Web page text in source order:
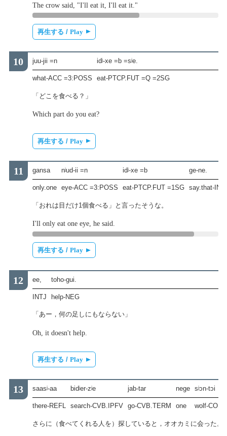
The crow said, "I'll eat it, I'll eat it."
再生する /Play
juu-jii =n idʲ-xe =b =sʲe.
what-ACC =3:POSS eat-PTCP.FUT =Q =2SG
「どこを食べる？」
Which part do you eat?
再生する /Play
gansa nʲud-ii =n idʲ-xe =b ge-ne.
only.one eye-ACC =3:POSS eat-PTCP.FUT =1SG say.that-
「おれは目だけ1個食べる」と言ったそうな。
I'll only eat one eye, he said.
再生する /Play
ee, toho-gui.
INTJ help-NEG
「あー，何の足しにもならない」
Oh, it doesn't help.
再生する /Play
saasʲ-aa bidʲer-zʲe jab-tar nege sʲɔn-tɔi
there-REFL search-CVB.IPFV go-CVB.TERM one wolf-COM
さらに（食べてくれる人を）探していると，オオカミに会った。